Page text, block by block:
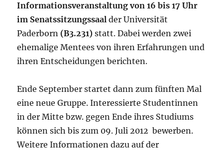
Informationsveranstaltung von 16 bis 17 Uhr
im Senatssitzungssaal der Universität
Paderborn (B3.231) statt. Dabei werden zwei
ehemalige Mentees von ihren Erfahrungen und
ihren Entscheidungen berichten.
Ende September startet dann zum fünften Mal
eine neue Gruppe. Interessierte Studentinnen
in der Mitte bzw. gegen Ende ihres Studiums
können sich bis zum 09. Juli 2012 bewerben.
Weitere Informationen dazu auf der